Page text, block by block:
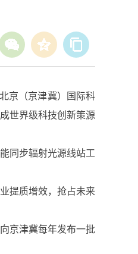
京（京津冀）国际科
世界级科技创新策源
同步辐射光源线站工
提质增效，抢占未来
京津冀每年发布一批